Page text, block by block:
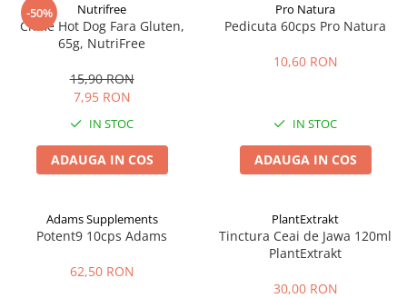
-50% Nutrifree
Chifle Hot Dog Fara Gluten,
65g, NutriFree
15,90 RON
7,95 RON
IN STOC
ADAUGA IN COS
Pro Natura
Pedicuta 60cps Pro Natura
10,60 RON
IN STOC
ADAUGA IN COS
Adams Supplements
Potent9 10cps Adams
62,50 RON
PlantExtrakt
Tinctura Ceai de Jawa 120ml
PlantExtrakt
30,00 RON